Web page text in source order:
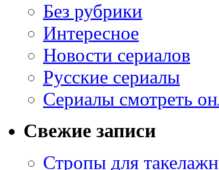
Без рубрики
Интересное
Новости сериалов
Русские сериалы
Сериалы смотреть
Свежие записи
Стропы для